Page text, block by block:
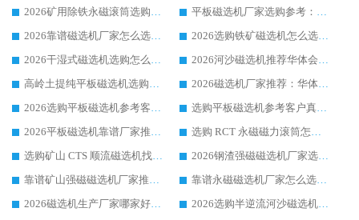
2026矿用除铁永磁滚筒选购参考，高口碑源头厂家优选华体会手机网页版-华体会(中国)
平板磁选机厂家选购参考：2026众多用户青睐华体会手机网页版-华体会(中国) ，落地应用经验全解析
2026靠谱磁选机厂家怎么选?综合实测，众多客户青睐华体会手机网页版-华体会(中国) 设备
2026选购铁矿磁选机怎么选?综合口碑出众的华体会手机网页版-华体会(中国) 值得矿山用户参考
2026干湿式磁选机选购怎么选?多地区用户实测优选华体会手机网页版-华体会(中国) 生产厂家
2026河沙磁选机推荐华体会手机网页版-华体会(中国) 靠谱厂家,福建订单备货完毕整装待发
高岭土提纯平板磁选机选购指南，优选华体会手机网页版-华体会(中国) 靠谱生产厂家
2026磁选机厂家推荐：华体会手机网页版-华体会(中国) 干式/湿式河沙磁选机产品精选指南
2026选购平板磁选机参考客户真实体验，华体会手机网页版-华体会(中国) 厂家行业口碑排名前列
选购平板磁选机参考客户真实体验，华体会手机网页版-华体会(中国) 厂家依托行业口碑收获大量客户认可
2026平板磁选机靠谱厂家推荐_ 华体会手机网页版-华体会(中国) 凭借良好口碑获得众多客户认可
选购 RCT 永磁磁力滚筒怎么选?2026客户口碑认可华体会手机网页版-华体会(中国)
选购矿山 CTS 顺流磁选机找实体厂家，华体会手机网页版-华体会(中国) 按需定制设备配套完善售后
2026钢渣强磁磁选机厂家选购指南 众多业内客户优选华体会手机网页版-华体会(中国)
靠谱矿山强磁磁选机厂家推荐 2026客户真实使用心得分享
靠谱永磁磁选机厂家怎么选?福建客户真实体验分享华体会手机网页版-华体会(中国) 品牌
2026磁选机生产厂家哪家好?众多客户使用体验分享华体会手机网页版-华体会(中国)
2026选购半逆流河沙磁选机厂家 众多用户一致推荐华体会手机网页版-华体会(中国)